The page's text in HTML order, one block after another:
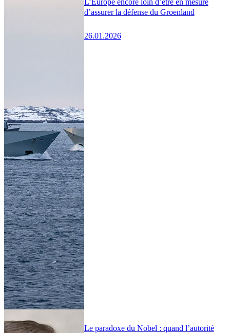
d’assurer la défense du Groenland
26.01.2026
Le paradoxe du Nobel : quand l’autorité